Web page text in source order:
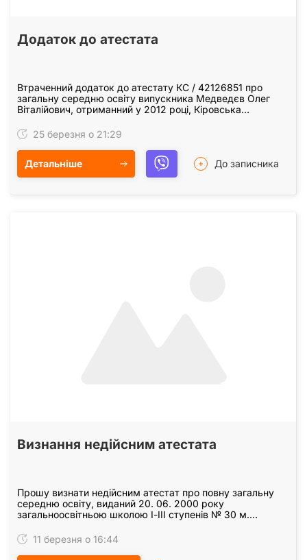
Додаток до атестата
Втраченний додаток до атестату КС / 42126851 про
загальну середню освіту випускника Медведєв Олег
Віталійович, отриманний у 2012 році, Кіровська
25 березня о 21:29
Детальніше До записника
Визнання недійсним атестата
Прошу визнати недійсним атестат про повну загальну
середню освіту, виданий 20. 06. 2000 року
загальноосвітньою школою І-ІІІ ступенів № 30 м.
КС…11 березня о 16:44